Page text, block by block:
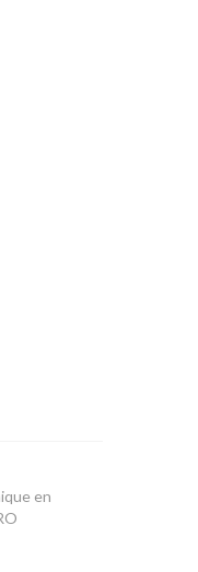
en